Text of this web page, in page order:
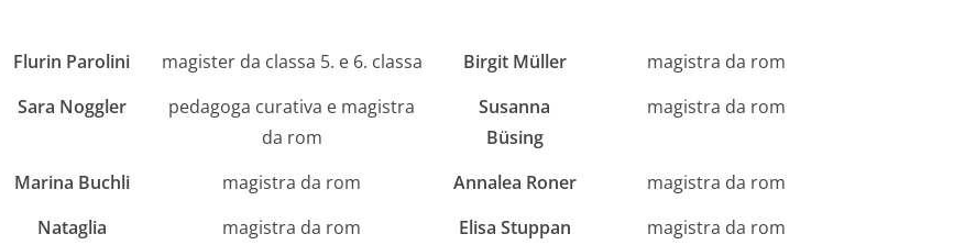
Flurin Parolini magister da classa 5. e 6. classa Birgit Müller
magistra da rom
Sara Noggler
pedagoga curativa e magistra
da rom
Susanna
Büsing
magistra da rom
Marina Buchli magistra da rom Annalea Roner
magistra da rom
Nataglia
magistra da rom Elisa Stuppan magistra da rom